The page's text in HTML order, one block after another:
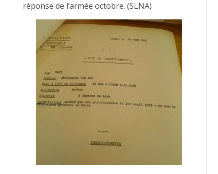
réponse de l’armée octobre. (SLNA)